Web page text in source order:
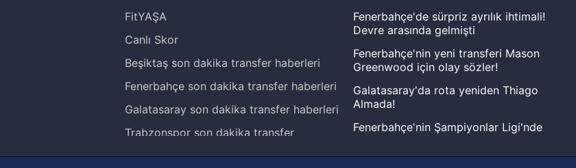
FitYAŞA
Canlı Skor
Beşiktaş son dakika transfer haberleri
Fenerbahçe son dakika transfer haberleri
Galatasaray son dakika transfer haberleri
Trabzonspor son dakika transfer
Fenerbahçe'de sürpriz ayrılık ihtimali!
Devre arasında gelmişti
Fenerbahçe'nin yeni transferi Mason
Greenwood için olay sözler!
Galatasaray'da rota yeniden Thiago
Almada!
Fenerbahçe'nin Şampiyonlar Ligi'nde
Zabrze'yi elerlerse...